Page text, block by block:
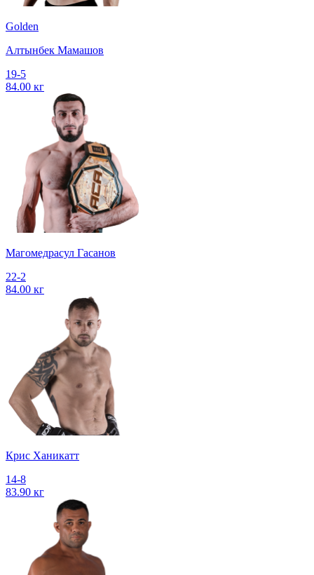
Golden
Алтынбек Мамашов
19-5
84.00 кг
Магомедрасул Гасанов
22-2
84.00 кг
Крис Ханикатт
14-8
83.90 кг